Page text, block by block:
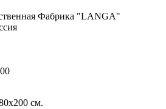
Фабрика "LANGA"
см.